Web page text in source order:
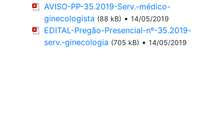
AVISO-PP-35.2019-Serv.-médico-
ginecologista (88 kB) • 14/05/2019
EDITAL-Pregão-Presencial-nº-35.2019-
serv.-ginecologia (705 kB) • 14/05/2019